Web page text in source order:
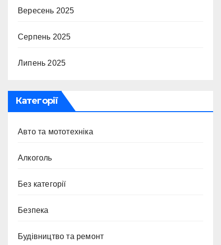
Вересень 2025
Серпень 2025
Липень 2025
Категорії
Авто та мототехніка
Алкоголь
Без категорії
Безпека
Будівництво та ремонт